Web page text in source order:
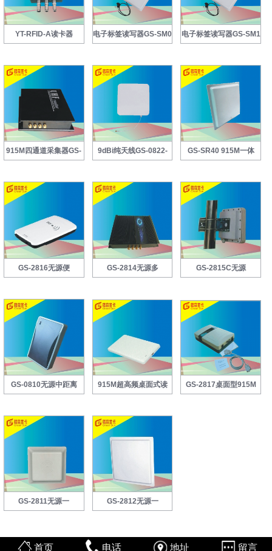
YT-RFID-A读卡器 电子标签读写器GS-SM0 电子标签读写器GS-SM1
915M四通道采集器GS- 9dBi纯天线GS-0822- GS-SR40 915M一体
GS-2816无源便 GS-2814无源多 GS-2815C无源
GS-0810无源中距离 915M超高频桌面式读 GS-2817桌面型915M
GS-2811无源一 GS-2812无源一
首页 电话 地址 留言